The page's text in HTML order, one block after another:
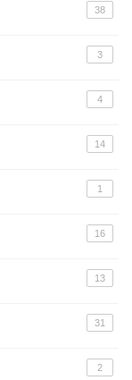
38
3
4
14
1
16
13
31
2